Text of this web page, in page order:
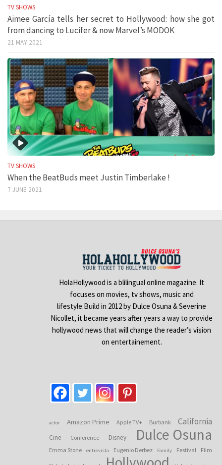
TV SHOWS
Aimee García tells her secret to Hollywood: how she got
from dancing to Lucifer & now Marvel’s MODOK
21 MAY 2021
TV SHOWS
When the BeatBuds meet Justin Timberlake !
7 JUNE 2021
HolaHollywood is a blilingual online magazine. It
focuses on movies, tv shows, music and
lifestyle.Build in 2012 by Dulce Osuna & Severine
Nicollet, it became years after years a way to provide
hollywood news that will change the reader’s vision
on entertainement.
actor Amazon Prime Apple TV+ Burbank California
Cine Conference Disney Dulce Osuna
Emma Stone entrevista Eugenio Derbez Family Festival Film